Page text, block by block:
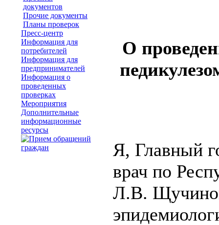
документов
Прочие документы
Планы проверок
Пресс-центр
Информация для
потребителей
Информация для
предпринимателей
Информация о
проведенных
проверках
Мероприятия
Дополнительные
информационные
ресурсы
О
Я, Главный
врач по
Л.В.